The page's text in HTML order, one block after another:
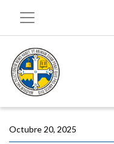
Octubre 20, 2025